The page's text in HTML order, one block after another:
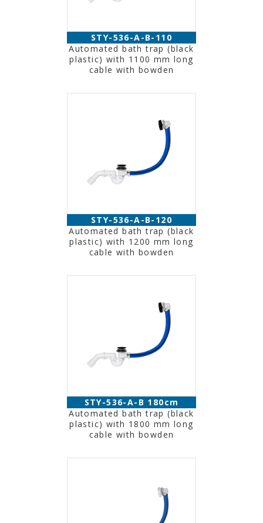
STY-536-A-B-110
Automated bath trap (black
plastic) with 1100 mm long
cable with bowden
STY-536-A-B-120
Automated bath trap (black
plastic) with 1200 mm long
cable with bowden
STY-536-A-B 180cm
Automated bath trap (black
plastic) with 1800 mm long
cable with bowden